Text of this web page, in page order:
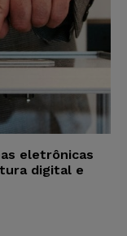
eletrônicas
digital e